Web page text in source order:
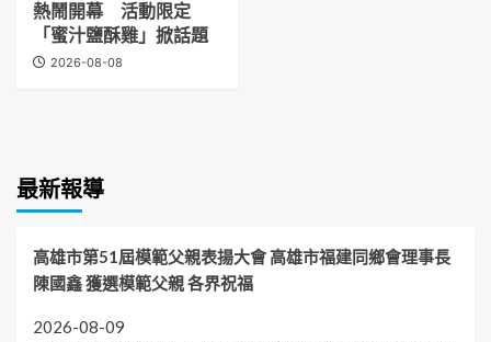
熱鬧開幕 活動限定
「蜜汁鹽酥雞」掀話題
2026-08-08
最新報導
高雄市第51屆模範父親表揚大會 高雄市福建同鄉會理事長
陳國鑫 獲選模範父親 各界祝福
2026-08-09